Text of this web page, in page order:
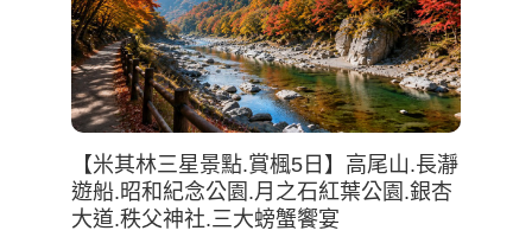
【米其林三星景點.賞楓5日】高尾山.長瀞
遊船.昭和紀念公園.月之石紅葉公園.銀杏
大道.秩父神社.三大螃蟹饗宴